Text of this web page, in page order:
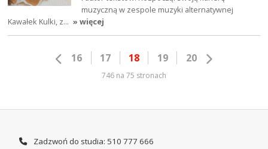
muzyczną w zespole muzyki alternatywnej
Kawałek Kulki, z… » więcej
16 17 18 19 20
746 na 75 stronach
Zadzwoń do studia: 510 777 666